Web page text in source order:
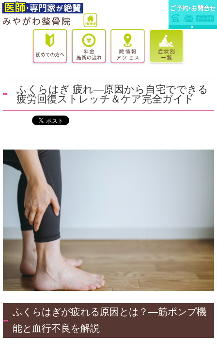
ふくらはぎ 疲れ—原因から自宅でできる
疲労回復ストレッチ＆ケア完全ガイド
ふくらはぎが疲れる原因とは？—筋ポンプ機
能と血行不良を解説